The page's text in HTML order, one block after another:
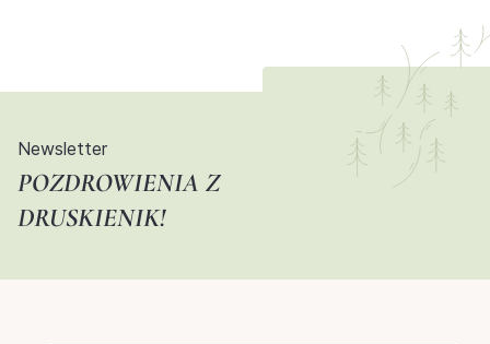
Newsletter
POZDROWIENIA Z
DRUSKIENIK!